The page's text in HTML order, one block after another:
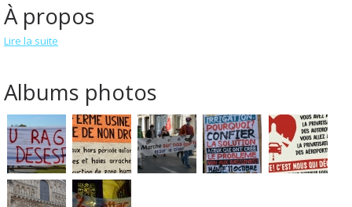
À propos
Lire la suite
Albums photos